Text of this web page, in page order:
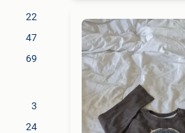
22
47
69
3
24